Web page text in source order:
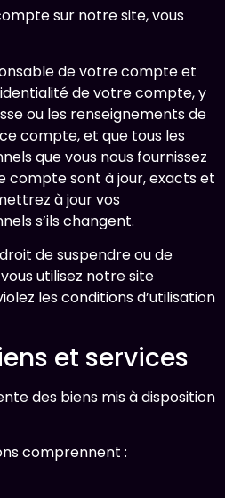
sur notre site, vous
de votre compte et
de votre compte, y
ou les renseignements de
compte, et que tous les
que vous nous fournissez
compte sont à jour, exacts et
à jour vos
s’ils changent.
de suspendre ou de
utilisez notre site
les conditions d’utilisation
et services
des biens mis à disposition
comprennent :